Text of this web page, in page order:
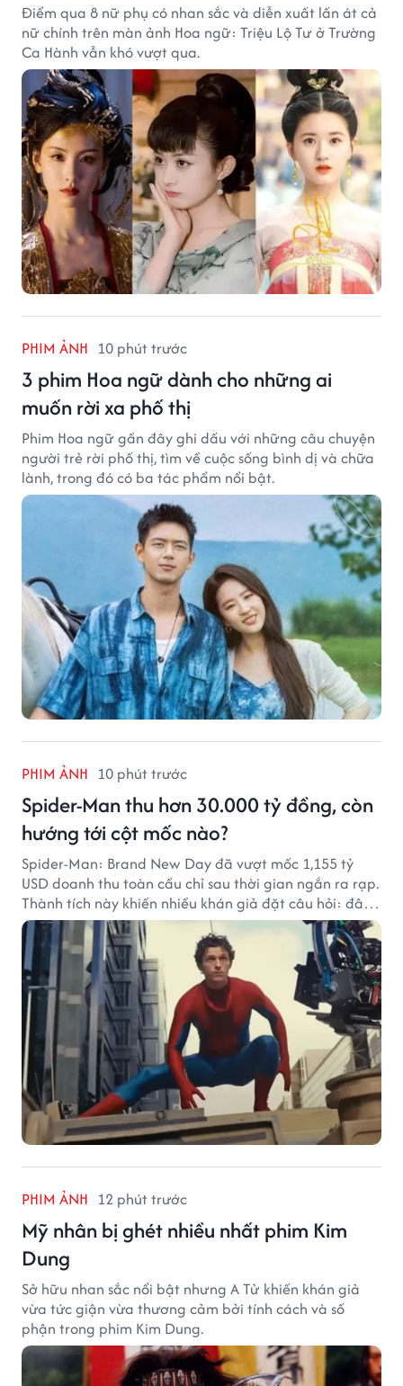
Điểm qua 8 nữ phụ có nhan sắc và diễn xuất lấn át cả
nữ chính trên màn ảnh Hoa ngữ: Triệu Lộ Tư ở Trường
Ca Hành vẫn khó vượt qua.
PHIM ẢNH 10 phút trước
3 phim Hoa ngữ dành cho những ai
muốn rời xa phố thị
Phim Hoa ngữ gần đây ghi dấu với những câu chuyện
người trẻ rời phố thị, tìm về cuộc sống bình dị và chữa
lành, trong đó có ba tác phẩm nổi bật.
PHIM ẢNH 10 phút trước
Spider-Man thu hơn 30.000 tỷ đồng, còn
hướng tới cột mốc nào?
Spider-Man: Brand New Day đã vượt mốc 1,155 tỷ
USD doanh thu toàn cầu chỉ sau thời gian ngắn ra rạp.
Thành tích này khiến nhiều khán giả đặt câu hỏi: đâu
sẽ là cột mốc tiếp theo của Người Nhện?
PHIM ẢNH 12 phút trước
Mỹ nhân bị ghét nhiều nhất phim Kim
Dung
Sở hữu nhan sắc nổi bật nhưng A Tử khiến khán giả
vừa tức giận vừa thương cảm bởi tính cách và số
phận trong phim Kim Dung.